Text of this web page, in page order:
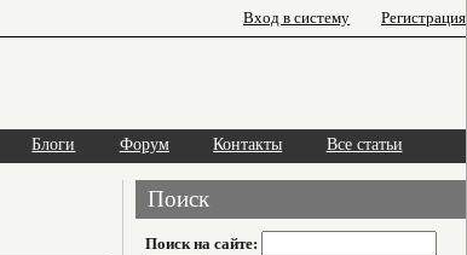
Вход в систему Регистрация
Блоги Форум Контакты Все статьи
Поиск
Поиск на сайте: